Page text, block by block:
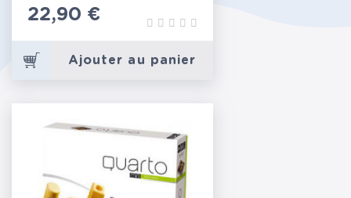
Prix
22,90 €
Ajouter au panier